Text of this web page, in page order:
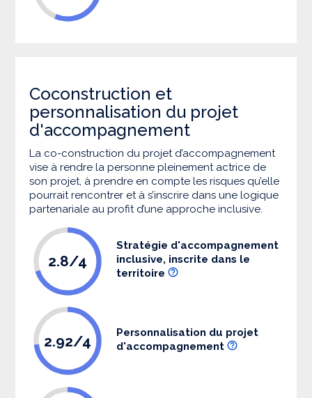
Coconstruction et
personnalisation du projet
d'accompagnement
La co-construction du projet d’accompagnement
vise à rendre la personne pleinement actrice de
son projet, à prendre en compte les risques qu’elle
pourrait rencontrer et à s’inscrire dans une logique
partenariale au profit d’une approche inclusive.
2.8/4
Stratégie d'accompagnement
inclusive, inscrite dans le
territoire
2.92/4
Personnalisation du projet
d'accompagnement